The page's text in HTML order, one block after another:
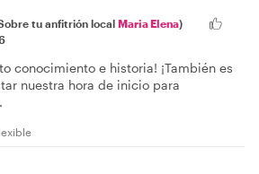
tu anfitrión local Maria Elena)
conocimiento e historia! ¡También es
nuestra hora de inicio para